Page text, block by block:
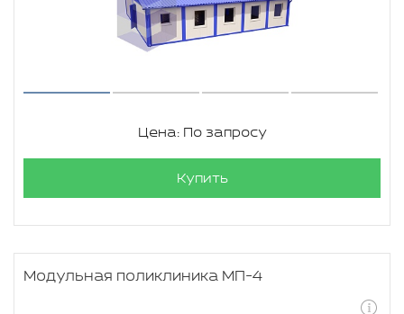
Цена: По запросу
Купить
Модульная поликлиника МП-4